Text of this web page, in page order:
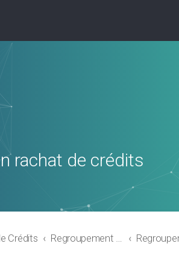
rachat de crédits
Crédits Regroupement de crédits ou Rachat de Crédits pour Propriétaire